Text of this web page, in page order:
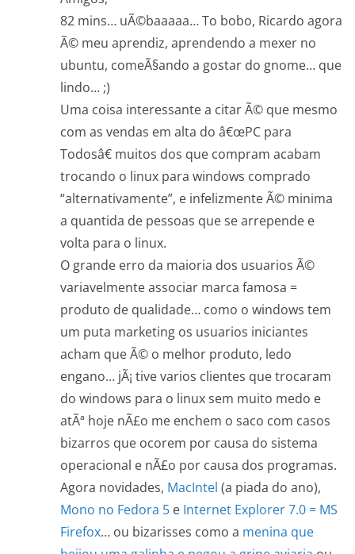
82 mins… uÃ©baaaaa… To bobo, Ricardo agora
Ã© meu aprendiz, aprendendo a mexer no
ubuntu, comeÃ§ando a gostar do gnome… que
lindo… ;)
Uma coisa interessante a citar Ã© que mesmo
com as vendas em alta do â€œPC para
Todosâ€ muitos dos que compram acabam
trocando o linux para windows comprado
“alternativamente”, e infelizmente Ã© minima
a quantida de pessoas que se arrepende e
volta para o linux.
O grande erro da maioria dos usuarios Ã©
variavelmente associar marca famosa =
produto de qualidade… como o windows tem
um puta marketing os usuarios iniciantes
acham que Ã© o melhor produto, ledo
engano… jÃ¡ tive varios clientes que trocaram
do windows para o linux sem muito medo e
atÃª hoje nÃ£o me enchem o saco com casos
bizarros que ocorem por causa do sistema
operacional e nÃ£o por causa dos programas.
Agora novidades, MacIntel (a piada do ano),
Mono no Fedora 5 e Internet Explorer 7.0 = MS
Firefox… ou bizarisses como a menina que